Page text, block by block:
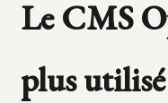
Le CMS
plus